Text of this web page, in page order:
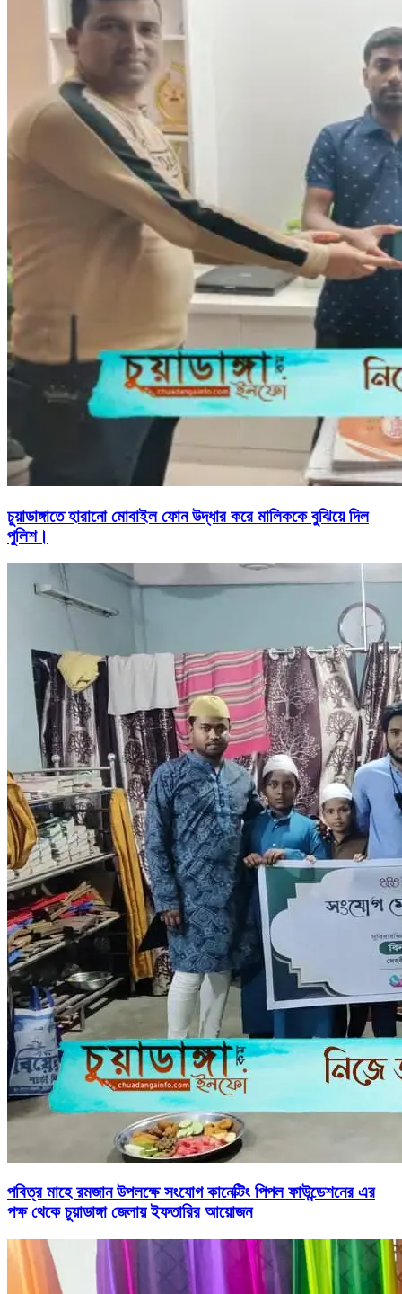
চুয়াডাঙ্গাতে হারানো মোবাইল ফোন উদ্ধার করে মালিককে বুঝিয়ে দিল
পুলিশ।
পবিত্র মাহে রমজান উপলক্ষে সংযোগ কানেক্টিং পিপল ফাউন্ডেশনের এর
পক্ষ থেকে চুয়াডাঙ্গা জেলায় ইফতারির আয়োজন